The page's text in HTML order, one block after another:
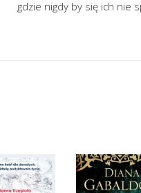
gdzie nigdy by się ich nie